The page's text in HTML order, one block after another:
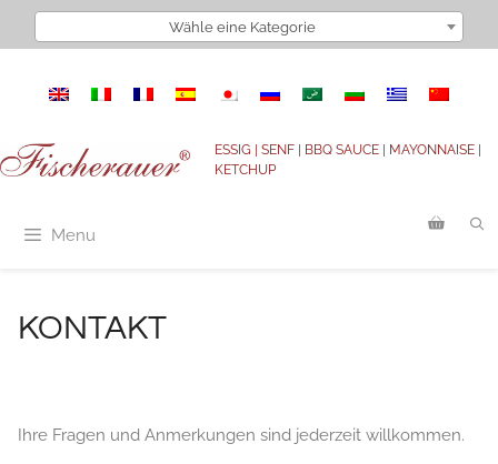
Inhalt
Wähle eine Kategorie
ESSIG | SENF | BBQ SAUCE | MAYONNAISE |
KETCHUP
Menu
KONTAKT
Ihre Fragen und Anmerkungen sind jederzeit willkommen.